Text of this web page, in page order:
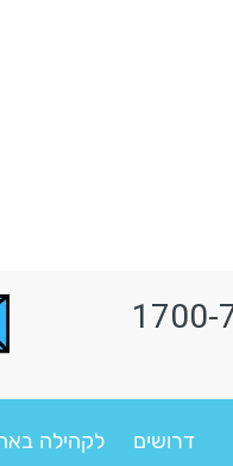
1700-
דרושים לקהילה